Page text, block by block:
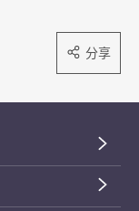
分享